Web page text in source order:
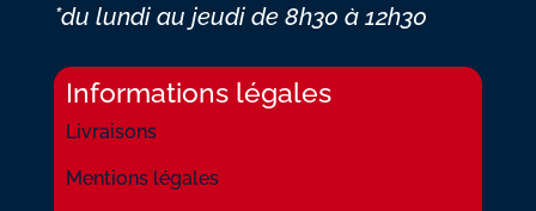
*du lundi au jeudi de 8h30 à 12h30
Informations légales
Livraisons
Mentions légales